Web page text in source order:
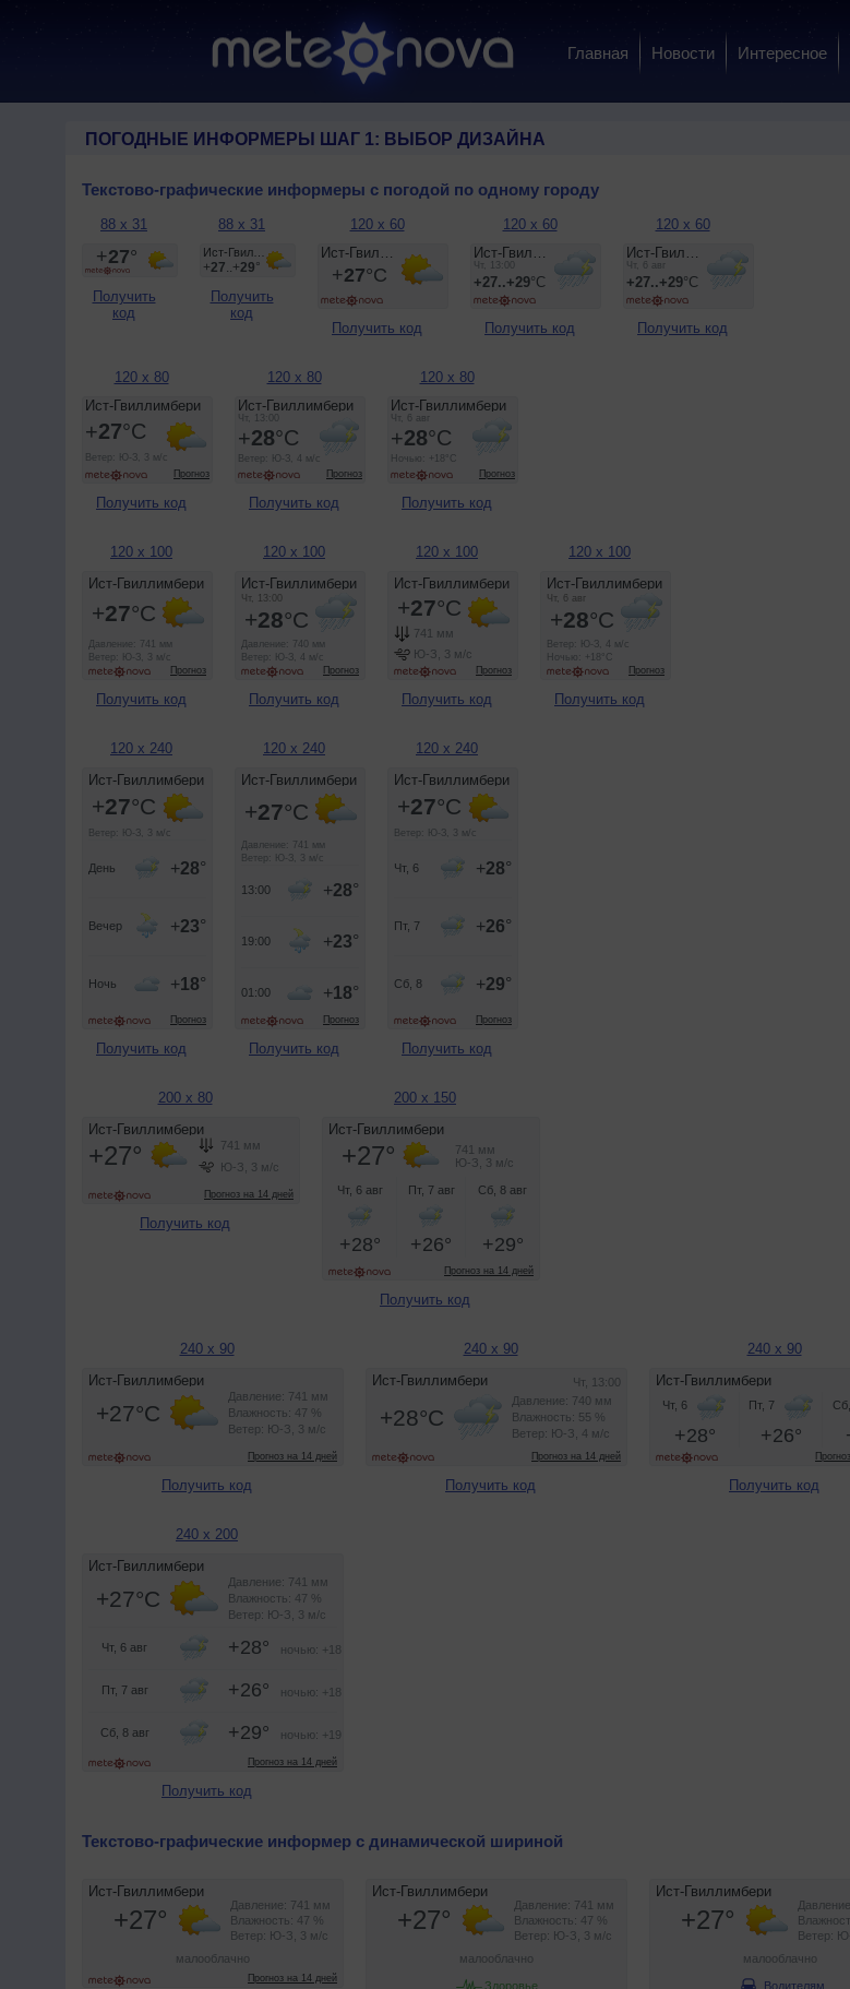
Главная Новости Интересное
ПОГОДНЫЕ ИНФОРМЕРЫ ШАГ 1: ВЫБОР ДИЗАЙНА
Текстово-графические информеры с погодой по одному городу
88 x 31
Получить
код
88 x 31
Получить
код
120 x 60
Получить код
120 x 60
Получить код
120 x 60
Получить код
120 x 80
Получить код
120 x 80
Получить код
120 x 80
Получить код
120 x 100
Получить код
120 x 100
Получить код
120 x 100
Получить код
120 x 100
Получить код
120 x 240
Получить код
120 x 240
Получить код
120 x 240
Получить код
200 x 80
Получить код
200 x 150
Получить код
240 x 90
Получить код
240 x 90
Получить код
240 x 90
Получить код
240 x 200
Получить код
Текстово-графические информер с динамической шириной